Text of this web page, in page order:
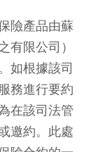
險產品由蘇
有限公司）
如根據該司
務進行要約
在該司法管
邀約。此處